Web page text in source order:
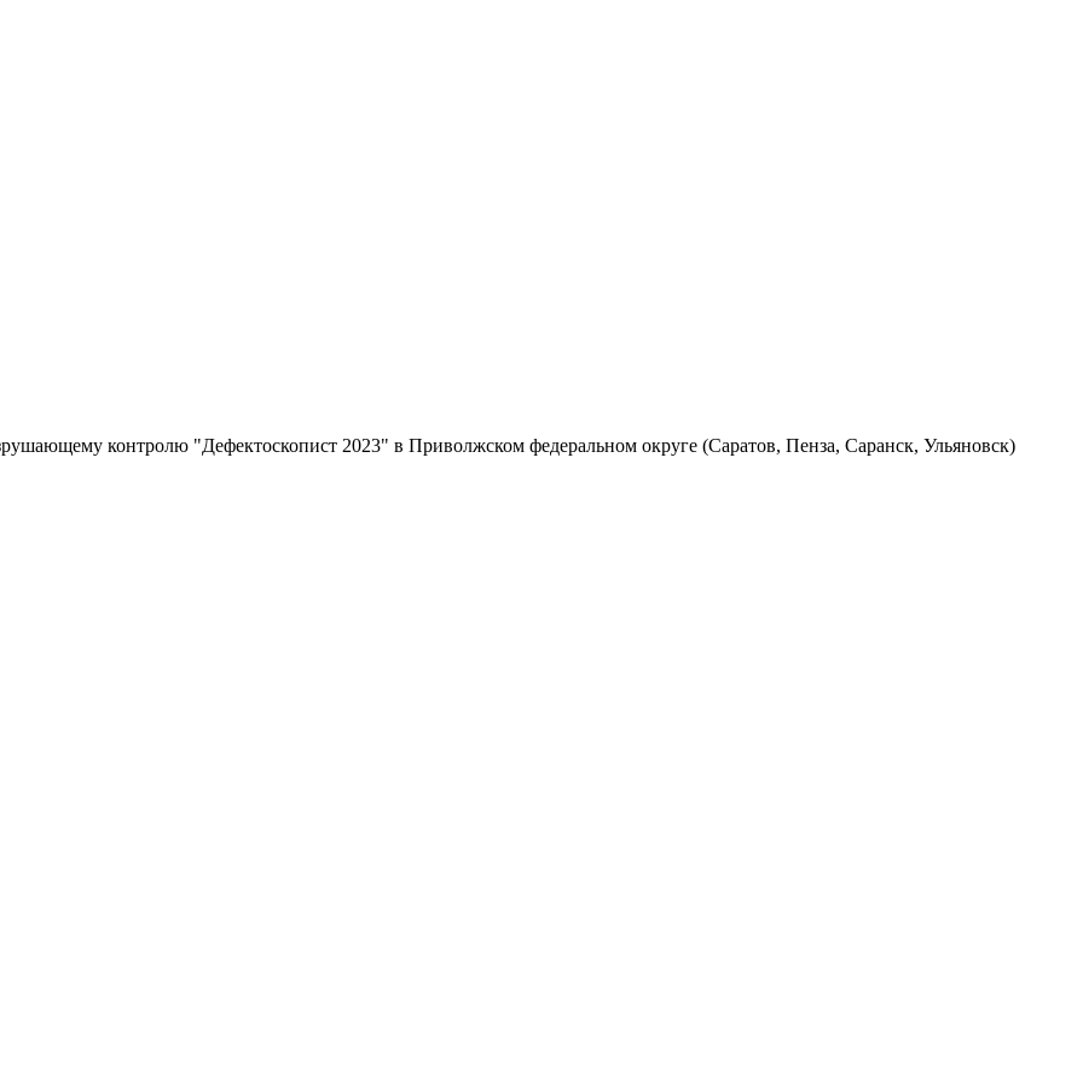
контролю "Дефектоскопист 2023" в Приволжском федеральном округе (Саратов, Пенза, Саранск, Ульяновск)